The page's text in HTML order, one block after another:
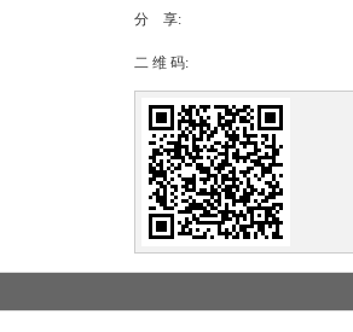
分 享:
二 维 码: